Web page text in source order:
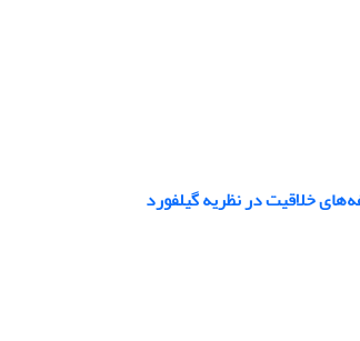
خلاقیت در نظریه گیلفورد